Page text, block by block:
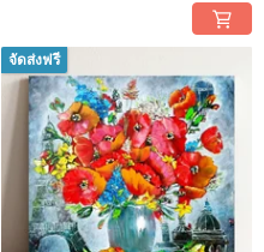
จัดส่งฟรี